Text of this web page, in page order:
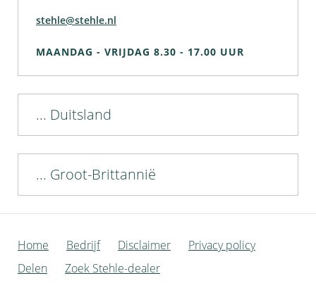
stehle@stehle.nl
MAANDAG - VRIJDAG 8.30 - 17.00 UUR
... Duitsland
... Groot-Brittannië
Home Bedrijf Disclaimer
Privacy policy
Delen
Zoek Stehle-dealer